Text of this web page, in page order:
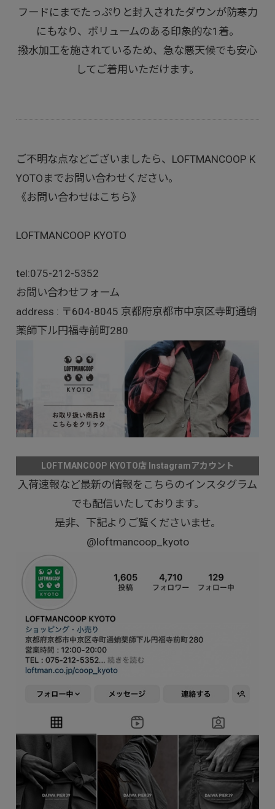
フードにまでたっぷりと封入されたダウンが防寒力
にもなり、ボリュームのある印象的な1着。
撥水加工を施されているため、急な悪天候でも安心
してご着用いただけます。
ご不明な点などございましたら、LOFTMANCOOP K
YOTOまでお問い合わせください。
《お問い合わせはこちら》
LOFTMANCOOP KYOTO
tel:075-212-5352
お問い合わせフォーム
address : 〒604-8045 京都府京都市中京区寺町通蛸
薬師下ル円福寺前町280
LOFTMANCOOP KYOTO店 Instagramアカウント
入荷速報など最新の情報をこちらのインスタグラム
でも配信いたしております。
是非、下記よりご覧くださいませ。
@loftmancoop_kyoto